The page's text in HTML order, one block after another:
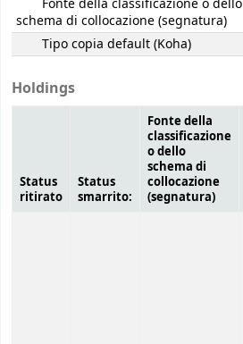
Fonte della classificazione o dello
schema di collocazione (segnatura)
Tipo copia default (Koha)
Holdings
Status
ritirato
Status
smarrito:
Fonte della
classificazione
o dello
schema di
collocazione
(segnatura)